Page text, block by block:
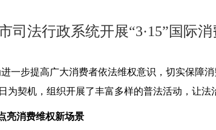
司法行政系统开展“3·15”国际
步提高广大消费者依法维权意识，切实保障
为契机，组织开展了丰富多样的普法活动，让法
亮消费维权新场景